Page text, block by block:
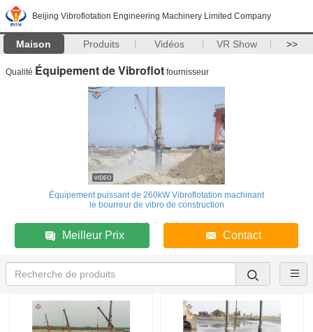
Beijing Vibroflotation Engineering Machinery Limited Company
Maison Produits Vidéos VR Show >>
Qualité Équipement de Vibroflot fournisseur
Équipement puissant de 260kW Vibroflotation machinant
le bourreur de vibro de construction
Meilleur Prix Contact